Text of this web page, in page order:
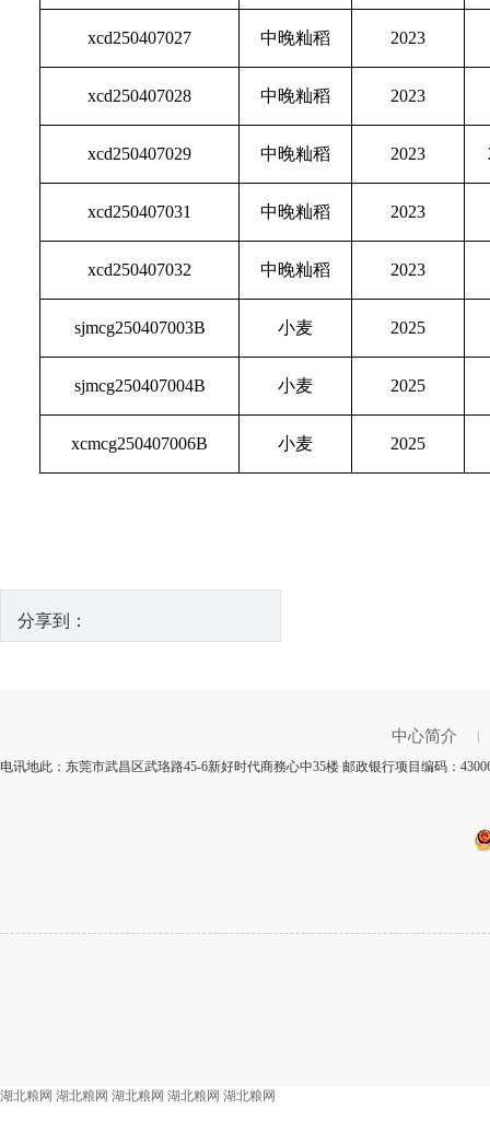
xcd250407027 中晚籼稻 2023
xcd250407028 中晚籼稻 2023
xcd250407029 中晚籼稻 2023
xcd250407031 中晚籼稻 2023
xcd250407032 中晚籼稻 2023
sjmcg250407003B 小麦 2025
sjmcg250407004B 小麦 2025
xcmcg250407006B 小麦 2025
分享到：
中心简介
电讯地此：东莞市武昌区武珞路45-6新好时代商務心中35楼 邮政银行项目编码：
湖北粮网 湖北粮网 湖北粮网 湖北粮网 湖北粮网